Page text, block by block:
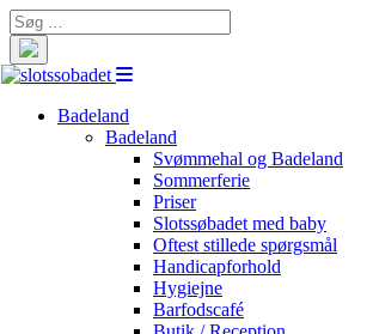
Search
for:
Badeland
Badeland
Svømmehal og Badeland
Sommerferie
Priser
Slotssøbadet med baby
Oftest stillede spørgsmål
Handicapforhold
Hygiejne
Barfodscafé